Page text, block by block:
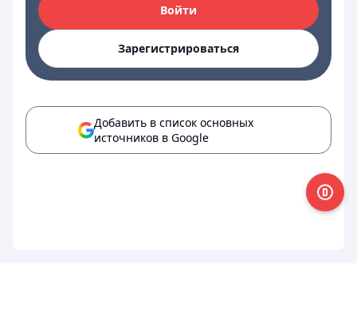
Войти
Зарегистрироваться
Добавить в список основных
источников в Google